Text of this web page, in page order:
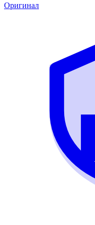
Оригинал